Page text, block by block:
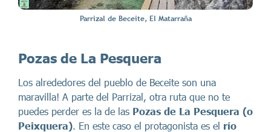
Parrizal de Beceite, El Matarraña
Pozas de La Pesquera
Los alrededores del pueblo de Beceite son una
maravilla! A parte del Parrizal, otra ruta que no te
puedes perder es la de las Pozas de La Pesquera (o
Peixquera). En este caso el protagonista es el río